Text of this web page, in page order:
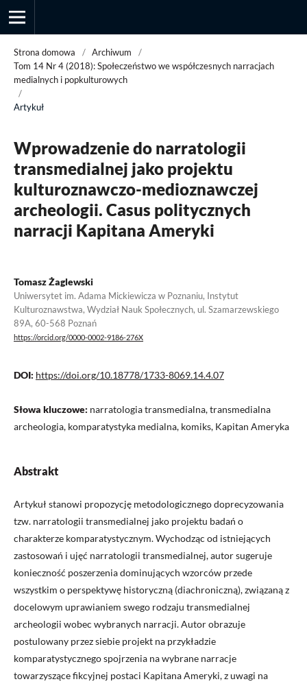
Strona domowa / Archiwum
/
Tom 14 Nr 4 (2018): Społeczeństwo we współczesnych narracjach
medialnych i popkulturowych
/
Artykuł
Wprowadzenie do narratologii
transmedialnej jako projektu
kulturoznawczo-medioznawczej
archeologii. Casus politycznych
narracji Kapitana Ameryki
Tomasz Żaglewski
Uniwersytet im. Adama Mickiewicza w Poznaniu, Instytut
Kulturoznawstwa, Wydział Nauk Społecznych, ul. Szamarzewskiego
89A, 60-568 Poznań
https://orcid.org/0000-0002-9186-276X
DOI: https://doi.org/10.18778/1733-8069.14.4.07
Słowa kluczowe: narratologia transmedialna, transmedialna
archeologia, komparatystyka medialna, komiks, Kapitan Ameryka
Abstrakt
Artykuł stanowi propozycję metodologicznego doprecyzowania
tzw. narratologii transmedialnej jako projektu badań o
charakterze komparatystycznym. Wychodząc od istniejących
zastosowań i ujęć narratologii transmedialnej, autor sugeruje
konieczność poszerzenia dominujących wzorców przede
wszystkim o perspektywę historyczną (diachroniczną), związaną z
docelowym uprawianiem swego rodzaju transmedialnej
archeologii wobec wybranych narracji. Autor obrazuje
postulowany przez siebie projekt na przykładzie
komparatystycznego spojrzenia na wybrane narracje
towarzyszące fikcyjnej postaci Kapitana Ameryki, z uwagi na